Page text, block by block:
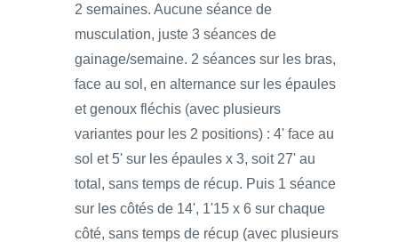
2 semaines. Aucune séance de
musculation, juste 3 séances de
gainage/semaine. 2 séances sur les bras,
face au sol, en alternance sur les épaules
et genoux fléchis (avec plusieurs
variantes pour les 2 positions) : 4' face au
sol et 5' sur les épaules x 3, soit 27' au
total, sans temps de récup. Puis 1 séance
sur les côtés de 14', 1'15 x 6 sur chaque
côté, sans temps de récup (avec plusieurs